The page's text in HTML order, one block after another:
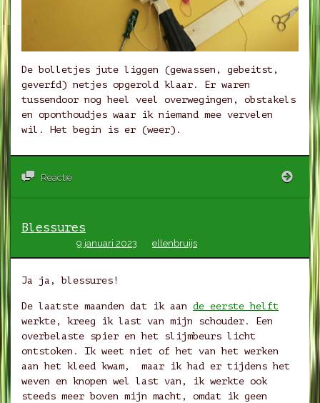
De bolletjes jute liggen (gewassen, gebeitst,
geverfd) netjes opgerold klaar. Er waren
tussendoor nog heel veel overwegingen, obstakels
en oponthoudjes waar ik niemand mee vervelen
wil. Het begin is er (weer).
Reactie
Blessures
9 januari 2023 ellenbruijs
Ja ja, blessures!
De laatste maanden dat ik aan de eerste helft
werkte, kreeg ik last van mijn schouder. Een
overbelaste spier en het slijmbeurs licht
ontstoken. Ik weet niet of het van het werken
aan het kleed kwam, maar ik had er tijdens het
weven en knopen wel last van, ik werkte ook
steeds meer boven mijn macht, omdat ik geen